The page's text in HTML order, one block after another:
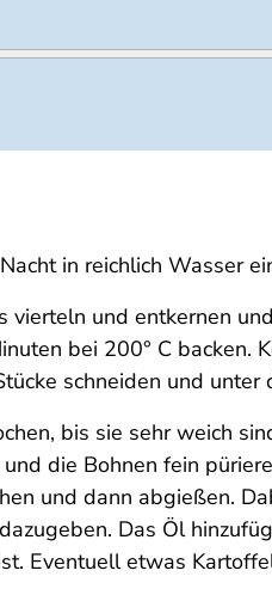
in reichlich Wasser
vierteln und entkernen
bei 200° C backen.
schneiden und unter
bis sie sehr weich
die Bohnen fein
und dann abgießen.
Das Öl
Eventuell etwas